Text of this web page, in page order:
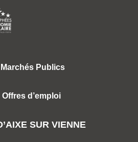
Marchés Publics
Offres d’emploi
SUR VIENNE